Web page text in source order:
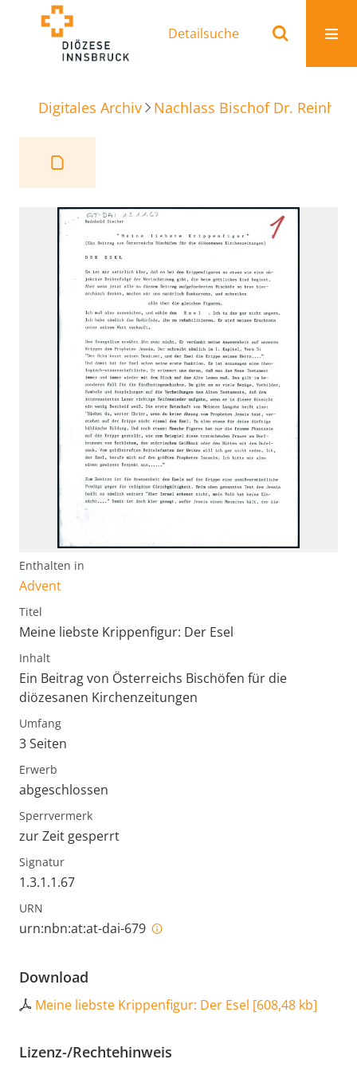
Detailsuche
Digitales Archiv Nachlass Bischof Dr.
Enthalten in
Advent
Titel
Meine liebste Krippenfigur: Der Esel
Inhalt
Ein Beitrag von Österreichs Bischöfen für die
diözesanen Kirchenzeitungen
Umfang
3 Seiten
Erwerb
abgeschlossen
Sperrvermerk
zur Zeit gesperrt
Signatur
1.3.1.1.67
URN
urn:nbn:at:at-dai-679
Download
Meine liebste Krippenfigur: Der Esel [608,48 kb]
Lizenz-/Rechtehinweis